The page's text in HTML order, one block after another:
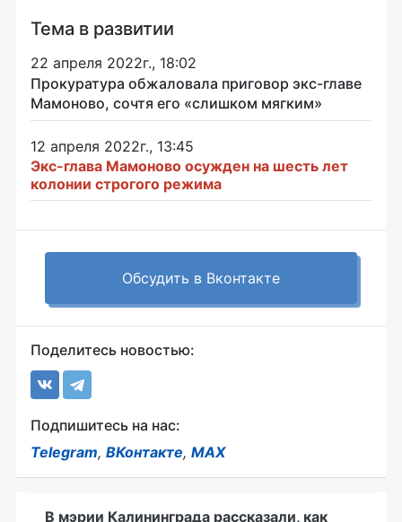
Тема в развитии
22 апреля 2022г., 18:02
Прокуратура обжаловала приговор экс-главе
Мамоново, сочтя его «слишком мягким»
12 апреля 2022г., 13:45
Экс-глава Мамоново осужден на шесть лет
колонии строгого режима
Обсудить в Вконтакте
Поделитесь новостью:
Подпишитесь на нас:
Telegram, ВКонтакте, MAX
В мэрии Калининграда рассказали, как